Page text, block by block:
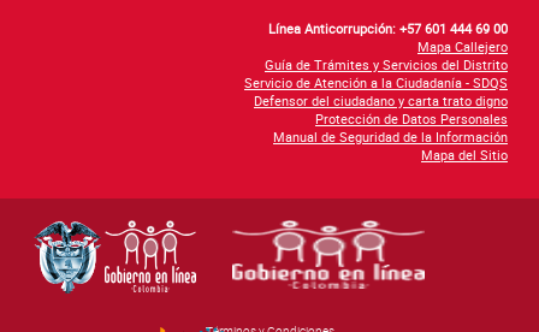
Línea Anticorrupción: +57 601 444 69 00
Mapa Callejero
Guía de Trámites y Servicios del Distrito
Servicio de Atención a la Ciudadanía - SDQS
Defensor del ciudadano y carta trato digno
Protección de Datos Personales
Manual de Seguridad de la Información
Mapa del Sitio